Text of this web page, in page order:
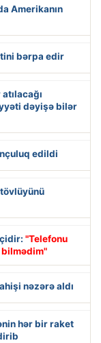
Amerikanın
bərpa edir
dəyişə bilər
edildi
"Telefonu
bilmədim"
nəzərə aldı
hər bir raket